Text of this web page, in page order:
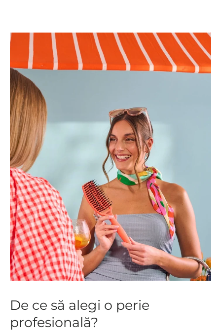
De ce să alegi o perie
profesională?